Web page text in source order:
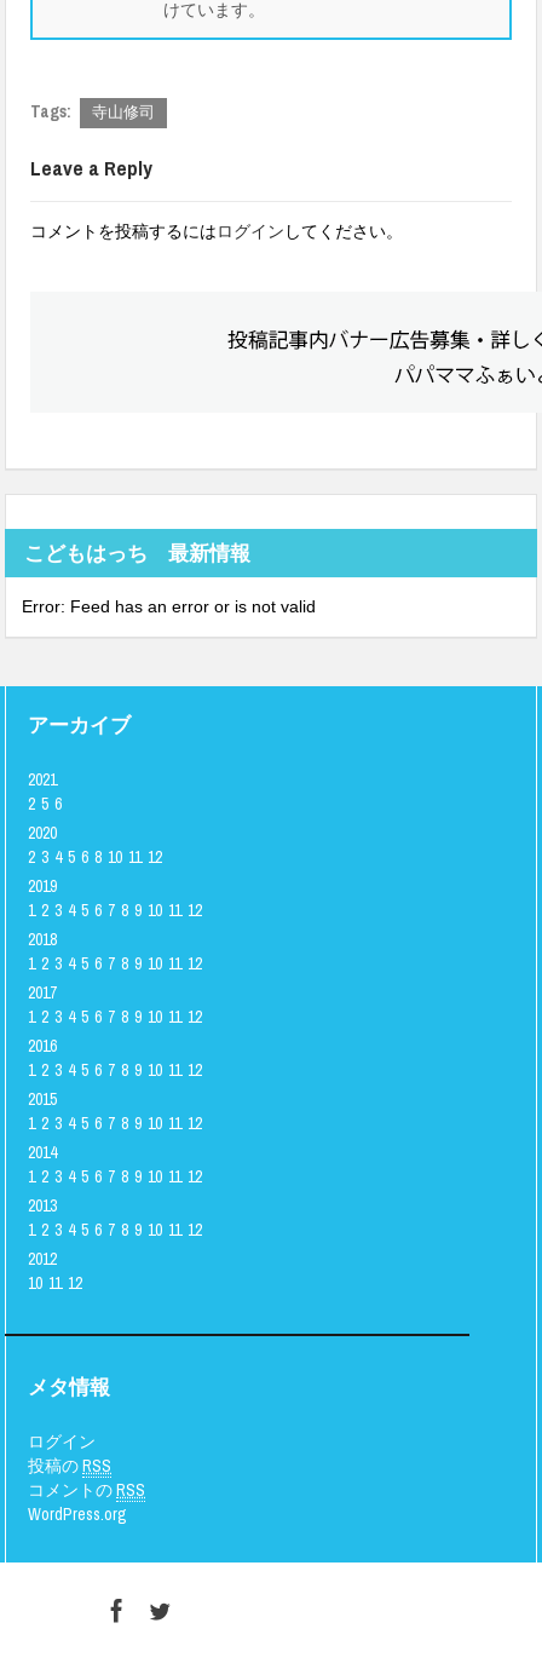
けています。
Tags: 寺山修司
Leave a Reply
コメントを投稿するにはログイン してください。
こどもはっち 最新情報
Error: Feed has an error or is not valid
アーカイブ
2021
2 5 6
2020
2 3 4 5 6 8 10 11 12
2019
1 2 3 4 5 6 7 8 9 10 11 12
2018
1 2 3 4 5 6 7 8 9 10 11 12
2017
1 2 3 4 5 6 7 8 9 10 11 12
2016
1 2 3 4 5 6 7 8 9 10 11 12
2015
1 2 3 4 5 6 7 8 9 10 11 12
2014
1 2 3 4 5 6 7 8 9 10 11 12
2013
1 2 3 4 5 6 7 8 9 10 11 12
2012
10 11 12
メタ情報
ログイン
投稿のRSS
コメントのRSS
WordPress.org